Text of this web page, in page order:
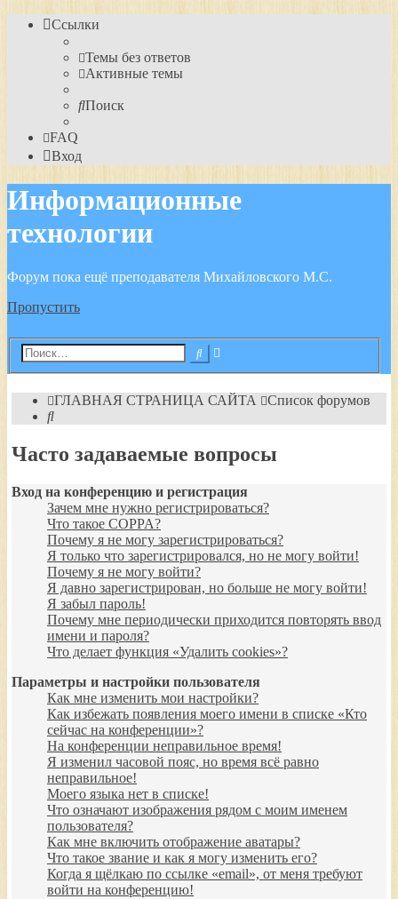
Ссылки
Темы без ответов
Активные темы
Поиск
FAQ
Вход
Информационные
технологии
Форум пока ещё преподавателя Михайловского М.С.
Пропустить
Поиск
ГЛАВНАЯ СТРАНИЦА САЙТА
Список форумов
Поиск
Часто задаваемые вопросы
Вход на конференцию и регистрация
Зачем мне нужно регистрироваться?
Что такое COPPA?
Почему я не могу зарегистрироваться?
Я только что зарегистрировался, но не могу войти!
Почему я не могу войти?
Я давно зарегистрирован, но больше не могу войти!
Я забыл пароль!
Почему мне периодически приходится повторять ввод
имени и пароля?
Что делает функция «Удалить cookies»?
Параметры и настройки пользователя
Как мне изменить мои настройки?
Как избежать появления моего имени в списке «Кто
сейчас на конференции»?
На конференции неправильное время!
Я изменил часовой пояс, но время всё равно
неправильное!
Моего языка нет в списке!
Что означают изображения рядом с моим именем
пользователя?
Как мне включить отображение аватары?
Что такое звание и как я могу изменить его?
Когда я щёлкаю по ссылке «email», от меня требуют
войти на конференцию!